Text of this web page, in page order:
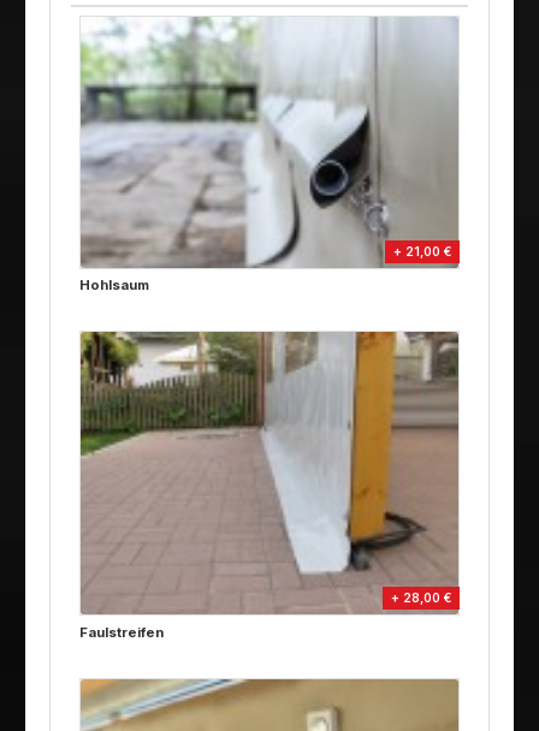
+ 21,00 €
Hohlsaum
+ 28,00 €
Faulstreifen